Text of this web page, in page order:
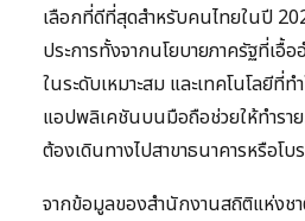
เลือกที่ดีที่สุดสำหรับคนไทยในปี
ประการทั้งจากนโยบายภาครัฐที่เอื้
ในระดับเหมาะสม และเทคโนโลยีที่ท
แอปพลิเคชันบนมือถือช่วยให้ทำราย
ต้องเดินทางไปสาขาธนาคารหรือโ
จากข้อมูลของสำนักงานสถิติแห่งช